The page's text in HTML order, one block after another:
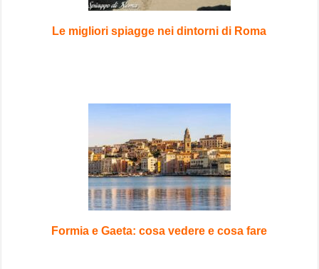
Le migliori spiagge nei dintorni di Roma
Formia e Gaeta: cosa vedere e cosa fare